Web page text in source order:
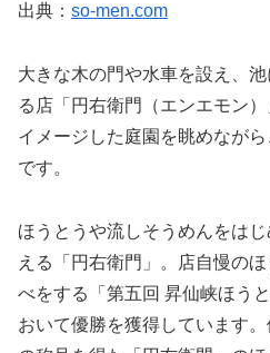
出典： so-men.com
大きな木の門や水車を設え、
る店「円右衛門（エンエモン
イメージした庭園を眺めなが
です。
ほうとうや流しそうめんをは
える「円右衛門」。店自慢の
べをする「第五回 昇仙峡ほう
おいて優勝を獲得しています。